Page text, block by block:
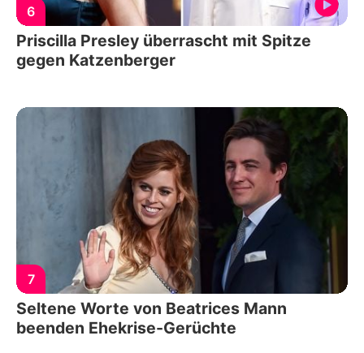
6
Priscilla Presley überrascht mit Spitze
gegen Katzenberger
7
Seltene Worte von Beatrices Mann
beenden Ehekrise-Gerüchte